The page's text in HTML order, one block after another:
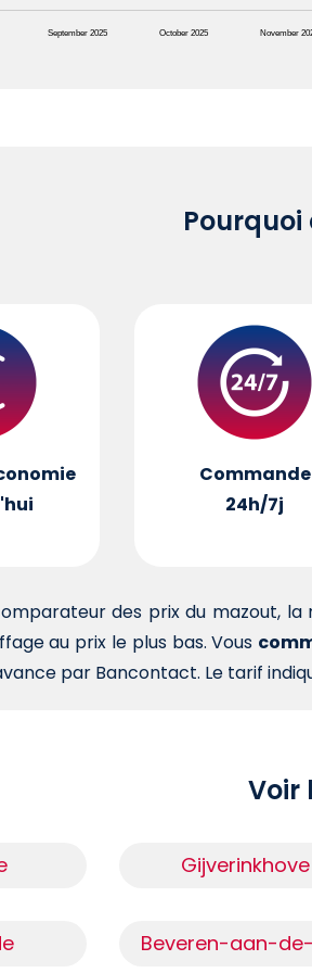
September 2025 October 2025 November
Commande
24h/7j
des prix du mazout,
au prix le plus bas. Vous
par Bancontact. Le tarif
Voir
Gijverinkhove
Beveren-aan-